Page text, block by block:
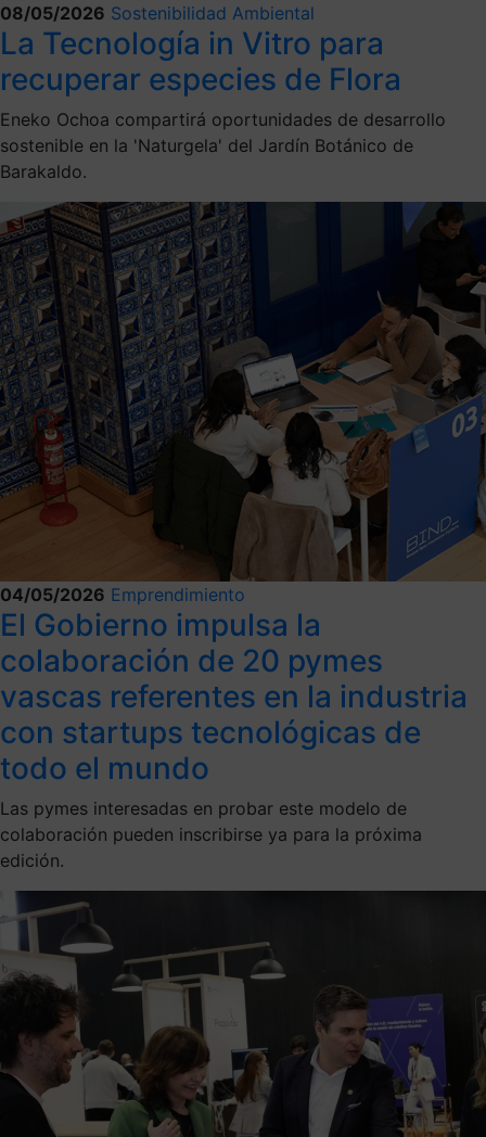
08/05/2026 Sostenibilidad Ambiental
La Tecnología in Vitro para
recuperar especies de Flora
Eneko Ochoa compartirá oportunidades de desarrollo
sostenible en la 'Naturgela' del Jardín Botánico de
Barakaldo.
04/05/2026 Emprendimiento
El Gobierno impulsa la
colaboración de 20 pymes
vascas referentes en la industria
con startups tecnológicas de
todo el mundo
Las pymes interesadas en probar este modelo de
colaboración pueden inscribirse ya para la próxima
edición.